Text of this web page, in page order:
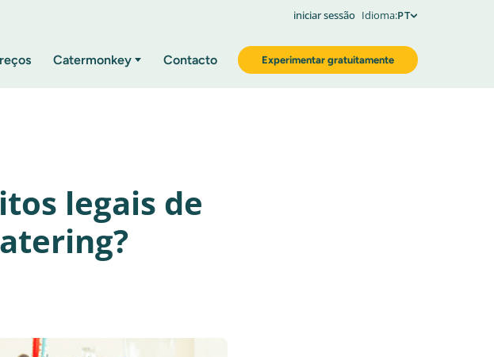
iniciar sessão Idioma:PT
Catermonkey Contacto Experimentar gratuitamente
legais de